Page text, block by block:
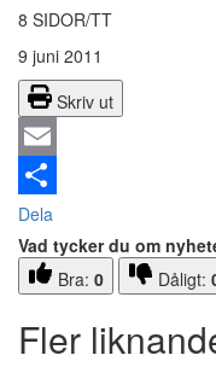
8 SIDOR/TT
9 juni 2011
Skriv ut
Email
Dela
Vad tycker du om
Bra: 0 Dåligt:
Fler